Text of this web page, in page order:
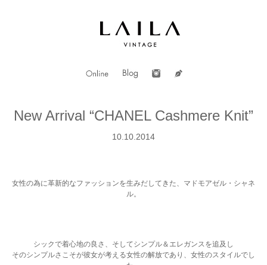
New Arrival “CHANEL Cashmere Knit”
10.10.2014
女性の為に革新的なファッションを生みだしてきた、マドモアゼル・シャネ
ル。
シックで着心地の良さ、そしてシンプル＆エレガンスを追及し
そのシンプルさこそが彼女が考える女性の解放であり、女性のスタイルでし